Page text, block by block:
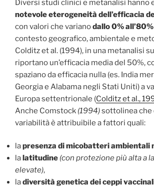
Diversi studi clinici e metanalisi hanno
notevole eterogeneità dell’efficacia
con valori che varianodallo 0% all’80%
contesto geografico, ambientale e
Colditz et al. (1994), in una metanalisi
riportano un’efficacia media del 50%,
spaziano da efficacia nulla (es. India
Georgia e Alabama negli Stati Uniti) a
Europa settentrionale (Colditz et al.,
Anche Comstock (1994)sottolinea che
variabilità è attribuibile a fattori quali:
lapresenza di micobatteri ambientali
lalatitudine (con protezione più alta a
elevate),
ladiversità genetica dei ceppi